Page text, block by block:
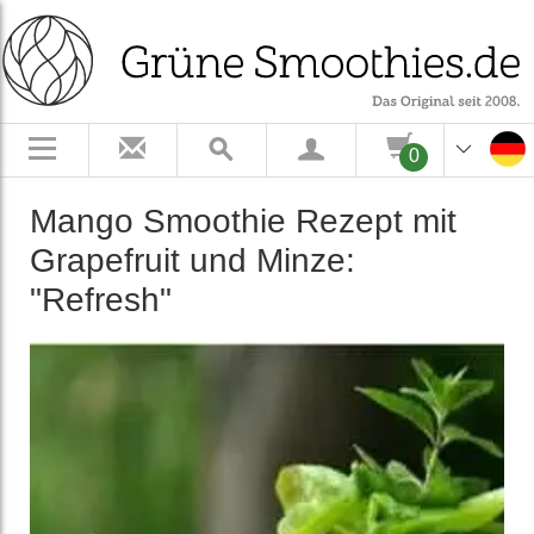
0
Mango Smoothie Rezept mit
Grape­fruit und Minze:
"Refresh"